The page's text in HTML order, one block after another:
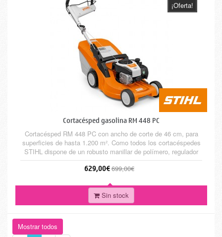
¡Oferta!
Cortacésped gasolina RM 448 PC
Cortacésped RM 448 PC con ancho de corte de 46 cm, para
superficies de hasta 1.200 m². Como todos los cortacéspedes
STIHL dispone de un robusto manillar de polímero, regulador
de altura central y recogedor con capacidad hasta 55 litros e
indicador de llenado y cómodo Ergomanillar.
629,00€699,00€
Sin stock
Mostrar todos